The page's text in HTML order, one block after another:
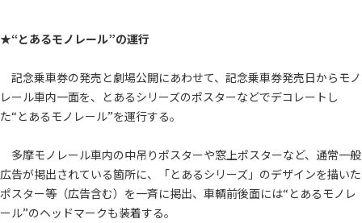
★“とあるモノレール”の運行
記念乗車券の発売と劇場公開にあわせて、記念乗車券発売日からモノ
レール車内一面を、とあるシリーズのポスターなどでデコレートし
た“とあるモノレール”を運行する。
多摩モノレール車内の中吊りポスターや窓上ポスターなど、通常一般
広告が掲出されている箇所に、「とあるシリーズ」のデザインを描いた
ポスター等（広告含む）を一斉に掲出、車輌前後面には“とあるモノレ
ール”のヘッドマークも装着する。